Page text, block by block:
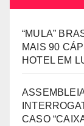
“MULA”
MAIS 90
HOTEL EM
CASO